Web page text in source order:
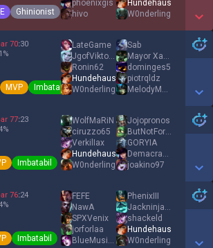
Ghinionist
phoenixgis
hivo
Hundehaus
W0nderling
70:30
%
MVP Imbatabil
LateGame
JgofViktoria
Ronin62
Hundehaus
W0nderling
Sab
Mayor Xavier
dominges5
piotrqldz
MelodyMactation
77:23
%
Imbatabil
WolfMaRiN
ciruzzo65
VerkilIax
Hundehaus
W0nderling
Jojopronos
ButNotForMe
GORYIA
Demacrase
joakino97
76:24
%
Imbatabil
FEFE
NawA
SPXVenix
jorforlaa
BlueMusically
PhenixIII
Jackninja98
shackeld
Hundehaus
W0nderling